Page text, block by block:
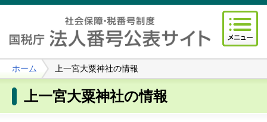
ホーム 上一宮大粟神社の情報
上一宮大粟神社の情報